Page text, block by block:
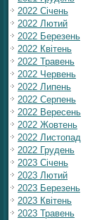
2022 Січень
2022 Лютий
2022 Березень
2022 Квітень
2022 Травень
2022 Червень
2022 Липень
2022 Серпень
2022 Вересень
2022 Жовтень
2022 Листопад
2022 Грудень
2023 Січень
2023 Лютий
2023 Березень
2023 Квітень
2023 Травень